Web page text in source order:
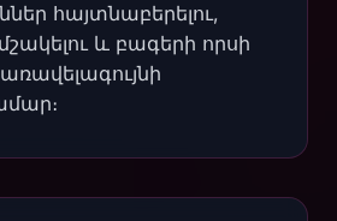
հայտնաբերելու,
և բագերի որսի